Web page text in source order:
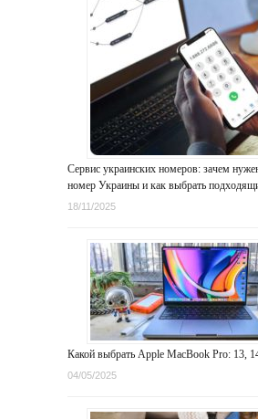
Сервис украинских номеров: зачем
номер Украины и как выбрать
18/11/2025
Какой выбрать Apple MacBook Pro: 13,
04/05/2025